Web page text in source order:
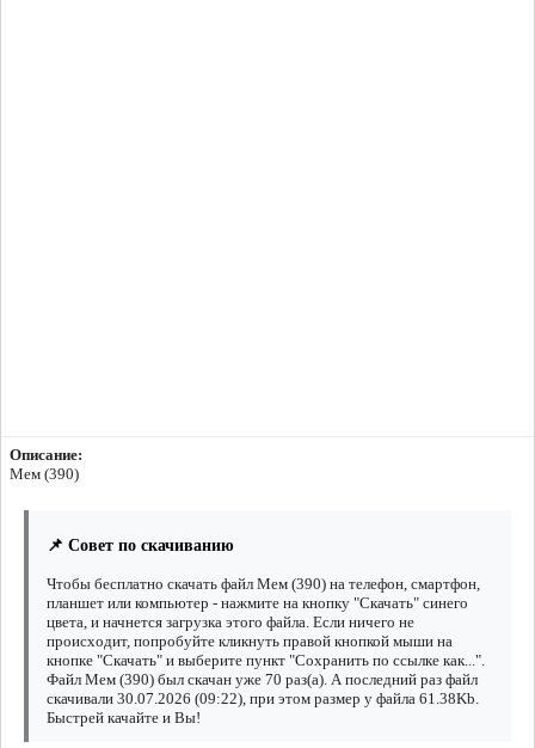
Описание:
Мем (390)
📌 Совет по скачиванию
Чтобы бесплатно скачать файл Мем (390) на телефон, смартфон,
планшет или компьютер - нажмите на кнопку "Скачать" синего
цвета, и начнется загрузка этого файла. Если ничего не
происходит, попробуйте кликнуть правой кнопкой мыши на
кнопке "Скачать" и выберите пункт "Сохранить по ссылке как...".
Файл Мем (390) был скачан уже 70 раз(а). А последний раз файл
скачивали 30.07.2026 (09:22), при этом размер у файла 61.38Kb.
Быстрей качайте и Вы!